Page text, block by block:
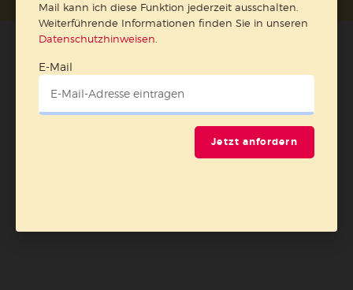
Mail kann ich diese Funktion jederzeit ausschalten.
Weiterführende Informationen finden Sie in unseren
Datenschutzhinweisen
E-Mail
Jetzt anfordern